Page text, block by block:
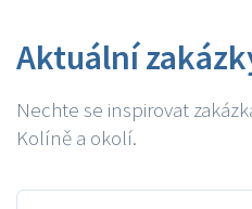
Aktuální
Nechte se inspirovat
Kolíně a okolí.